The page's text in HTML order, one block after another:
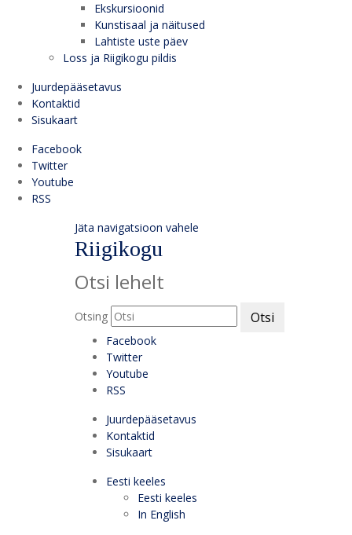
Ekskursioonid
Kunstisaal ja näitused
Lahtiste uste päev
Loss ja Riigikogu pildis
Juurdepääsetavus
Kontaktid
Sisukaart
Facebook
Twitter
Youtube
RSS
Jäta navigatsioon vahele
Riigikogu
Otsi lehelt
Otsing Otsi
Facebook
Twitter
Youtube
RSS
Juurdepääsetavus
Kontaktid
Sisukaart
Eesti keeles
Eesti keeles
In English